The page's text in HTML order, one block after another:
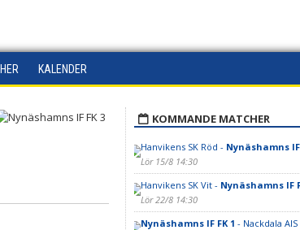
KALENDER
KOMMANDE MATCHER
Hanvikens SK Röd - Nynäshamns IF
Lör 15/8 14:30
Hanvikens SK Vit - Nynäshamns IF
Lör 22/8 14:30
Nynäshamns IF FK 1 - Nackdala AIS